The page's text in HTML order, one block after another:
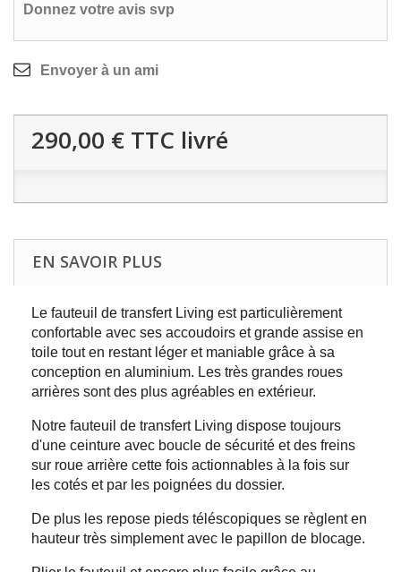
Donnez votre avis svp
Envoyer à un ami
290,00 € TTC livré
EN SAVOIR PLUS
Le fauteuil de transfert Living est particulièrement
confortable avec ses accoudoirs et grande assise en
toile tout en restant léger et maniable grâce à sa
conception en aluminium. Les très grandes roues
arrières sont des plus agréables en extérieur.
Notre fauteuil de transfert Living dispose toujours
d'une ceinture avec boucle de sécurité et des freins
sur roue arrière cette fois actionnables à la fois sur
les cotés et par les poignées du dossier.
De plus les repose pieds téléscopiques se règlent en
hauteur très simplement avec le papillon de blocage.